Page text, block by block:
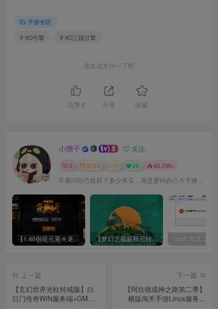
手游专区
# XO引擎
# XO三端引擎
喜欢就支持一下吧
点赞 8 分享 收藏
小狸子 关注
0 3744 0 26 60.2W+
不要问自己收获了多少果实，而是要问自己今天播种了多少种子
【1.80御龍元素火龙[摸摸登陆器]】战神引擎WIN服务端+GM工具+充值后台+双端+架设教程 【梦幻之星辰释厄转尊享挂机版】MT3换皮梦幻西游Linux服务端+GM后台+双端+源码+架设教程
上一篇
【玄幻世界光柱特戒版】白
日门传奇WIN服务端+GM后
下一篇
【阿拉德成神之路第二季】
横版闯关手游Linux服务端